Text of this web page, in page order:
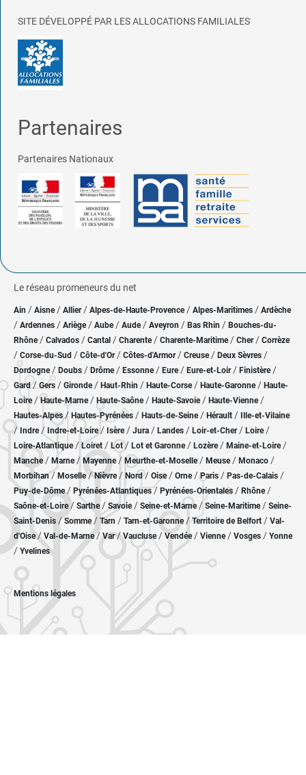
SITE DÉVELOPPÉ PAR LES ALLOCATIONS FAMILIALES
Partenaires
Partenaires Nationaux
Le réseau promeneurs du net
Ain / Aisne/ Allier/ Alpes-de-Haute-Provence / Alpes-Maritimes / Ardèche
/ Ardennes / Ariège/ Aube/ Aude / Aveyron / Bas Rhin / Bouches-du-
Rhône/ Calvados / Cantal / Charente / Charente-Maritime/ Cher / Corrèze
/ Corse-du-Sud / Côte-d'Or / Côtes-d'Armor/ Creuse/ Deux Sèvres /
Dordogne/ Doubs / Drôme/ Essonne / Eure/ Eure-et-Loir / Finistère/
Gard/Gers / Gironde/ Haut-Rhin / Haute-Corse/ Haute-Garonne/ Haute-
Loire/Haute-Marne/ Haute-Saône/ Haute-Savoie/ Haute-Vienne/
Hautes-Alpes/ Hautes-Pyrénées / Hauts-de-Seine/ Hérault / Ille-et-Vilaine
/ Indre/ Indre-et-Loire/ Isère/ Jura / Landes / Loir-et-Cher/ Loire/
Loire-Atlantique/ Loiret / Lot/ Lot et Garonne/ Lozère / Maine-et-Loire/
Manche/ Marne/ Mayenne/ Meurthe-et-Moselle/ Meuse/ Monaco /
Morbihan/ Moselle/ Nièvre / Nord/ Oise / Orne/Paris / Pas-de-Calais /
Puy-de-Dôme/ Pyrénées-Atlantiques / Pyrénées-Orientales / Rhône/
Saône-et-Loire/ Sarthe/ Savoie/ Seine-et-Marne/ Seine-Maritime/ Seine-
Saint-Denis /Somme/ Tarn / Tarn-et-Garonne/Territoire de Belfort / Val-
d'Oise/ Val-de-Marne/Var/Vaucluse/ Vendée/ Vienne/ Vosges / Yonne
/ Yvelines
Mentions légales